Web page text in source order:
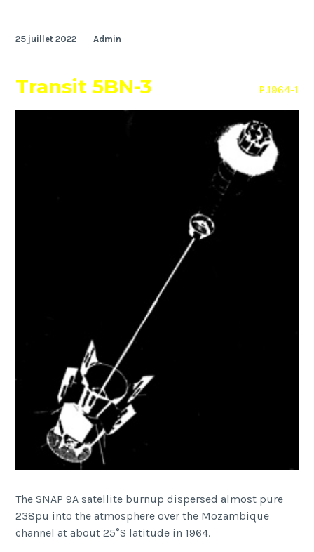
25 juillet 2022 Admin
Transit 5BN-3 P.1964-1
The SNAP 9A satellite burnup dispersed almost pure
238pu into the atmosphere over the Mozambique
channel at about 25°S latitude in 1964.